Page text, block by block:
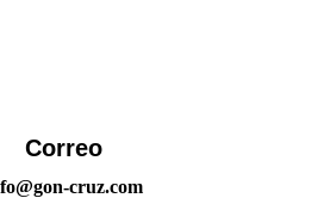
Correo
cruz.com